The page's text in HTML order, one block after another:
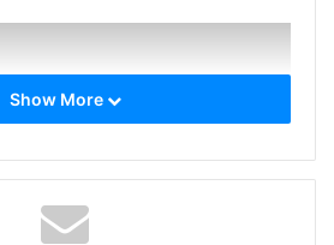
Show More